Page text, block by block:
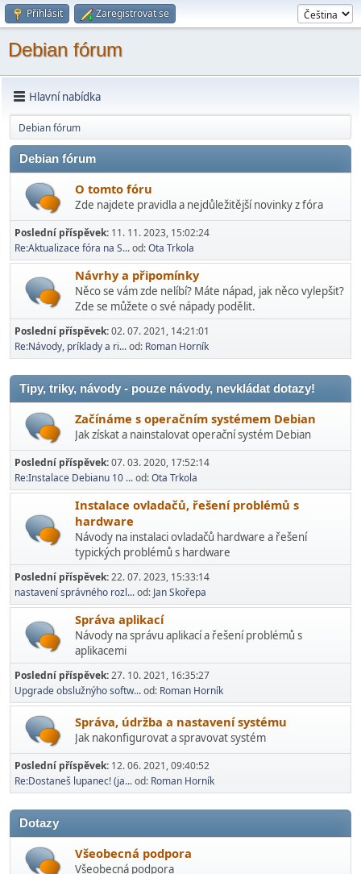
Přihlásit Zaregistrovat se
Debian fórum
Hlavní nabídka
Debian fórum
Debian fórum
O tomto fóru
Zde najdete pravidla a nejdůležitější novinky z fóra
Poslední příspěvek: 11. 11. 2023, 15:02:24
Re:Aktualizace fóra na S...od:Ota Trkola
Návrhy a připomínky
Něco se vám zde nelíbí? Máte nápad, jak něco vylepšit?
Zde se můžete o své nápady podělit.
Poslední příspěvek:02. 07. 2021, 14:21:01
Re:Návody, príklady a ri...od: Roman Horník
Tipy, triky, návody - pouze návody, nevkládat dotazy!
Začínáme s operačním systémem Debian
Jak získat a nainstalovat operační systém Debian
Poslední příspěvek:07. 03. 2020, 17:52:14
Re:Instalace Debianu 10 ...od:Ota Trkola
Instalace ovladačů, řešení problémů s
hardware
Návody na instalaci ovladačů hardware a řešení
typických problémů s hardware
Poslední příspěvek:22. 07. 2023, 15:33:14
nastavení správného rozl...od: Jan Skořepa
Správa aplikací
Návody na správu aplikací a řešení problémů s
aplikacemi
Poslední příspěvek:27. 10. 2021, 16:35:27
Upgrade obslužnýho softw...od: Roman Horník
Správa, údržba a nastavení systému
Jak nakonfigurovat a spravovat systém
Poslední příspěvek: 12. 06. 2021, 09:40:52
Re:Dostaneš lupanec! (ja...od: Roman Horník
Dotazy
Všeobecná podpora
Všeobecná podpora